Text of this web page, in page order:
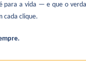
para a vida — e que o
cada clique.